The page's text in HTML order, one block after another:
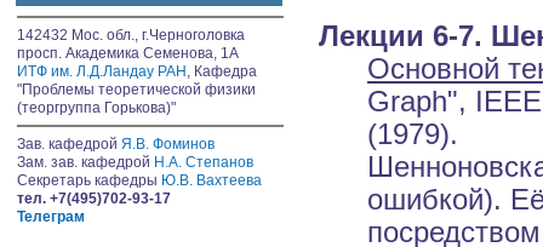
142432 Мос. обл., г.Черноголовка
просп. Академика Семенова, 1А
ИТФ им. Л.Д.Ландау РАН , Кафедра
"Проблемы теоретической физики
(теоргруппа Горькова)"
Зав. кафедрой Я.В. Фоминов
Зам. зав. кафедрой Н.А. Степанов
Секретарь кафедры Ю.В. Вахтеева
тел. +7(495)702-93-17
Телеграм
Лекции 6-7.
Основной
Graph",
(1979).
ошибкой).